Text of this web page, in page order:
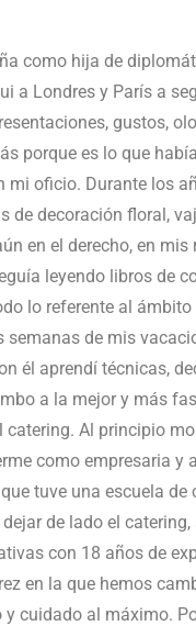
como hija de
a Londres y París a
gustos,
porque es lo que
oficio. Durante los
de decoración floral,
en el derecho, en
leyendo libros de
lo referente al
de mis
él aprendí técnicas,
a la mejor y más
Al principio
como empresaria
tuve una escuela
de lado el
con 18 años de
en la que hemos
cuidado al máximo.